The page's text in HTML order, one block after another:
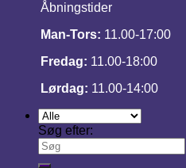
Åbningstider
Man-Tors: 11.00-17:00
Fredag: 11.00-18:00
Lørdag: 11.00-14:00
Søg efter: